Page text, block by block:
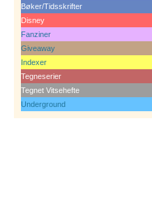
Bøker/Tidsskrifter
Disney
Fanziner
Giveaway
Indexer
Tegneserier
Tegnet Vitsehefte
Underground